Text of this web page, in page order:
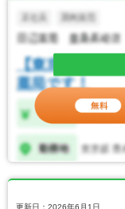
更新日：2026年6月1日